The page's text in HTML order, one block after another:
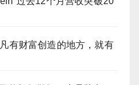
有财富创造的地方，就有